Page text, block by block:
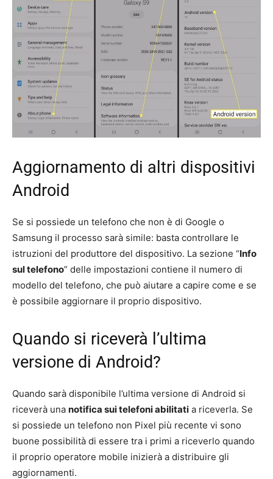
Aggiornamento di altri dispositivi
Android
Se si possiede un telefono che non è di Google o
Samsung il processo sarà simile: basta controllare le
istruzioni del produttore del dispositivo. La sezione “Info
sul telefono” delle impostazioni contiene il numero di
modello del telefono, che può aiutare a capire come e se
è possibile aggiornare il proprio dispositivo.
Quando si riceverà l’ultima
versione di Android?
Quando sarà disponibile l’ultima versione di Android si
riceverà una notifica sui telefoni abilitati a riceverla. Se
si possiede un telefono non Pixel più recente vi sono
buone possibilità di essere tra i primi a riceverlo quando
il proprio operatore mobile inizierà a distribuire gli
aggiornamenti.